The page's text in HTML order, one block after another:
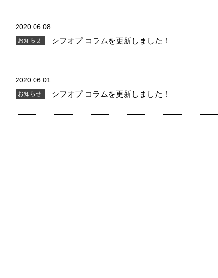
2020.06.08
お知らせ シフオプ コラムを更新しました！
2020.06.01
お知らせ シフオプ コラムを更新しました！